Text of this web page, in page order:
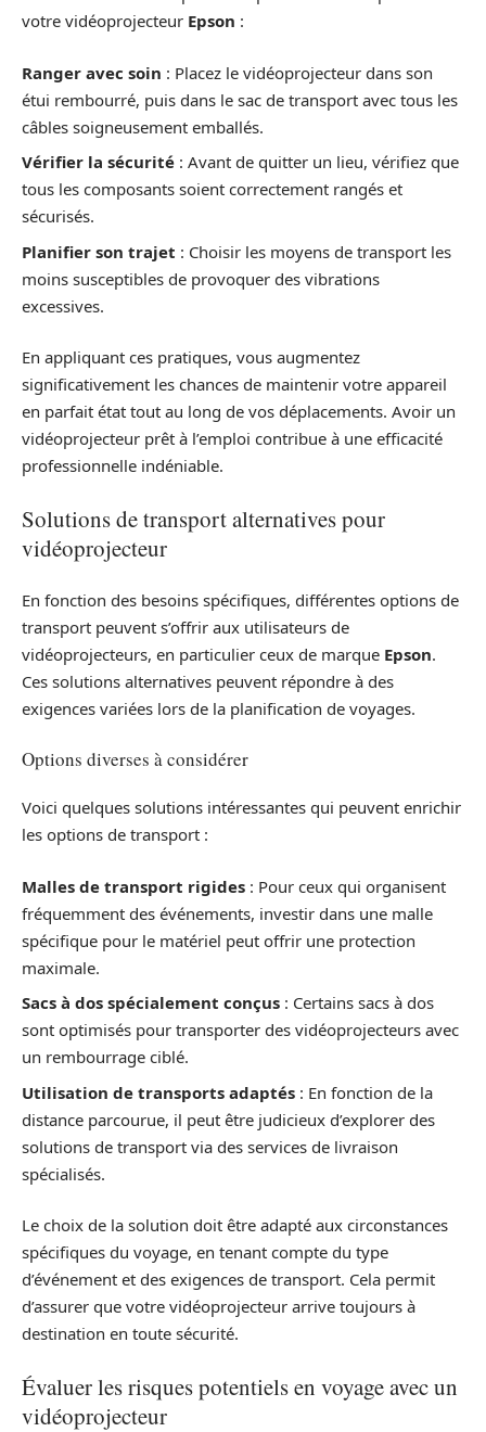
votre vidéoprojecteur Epson :
Ranger avec soin : Placez le vidéoprojecteur dans son
étui rembourré, puis dans le sac de transport avec tous les
câbles soigneusement emballés.
Vérifier la sécurité : Avant de quitter un lieu, vérifiez que
tous les composants soient correctement rangés et
sécurisés.
Planifier son trajet : Choisir les moyens de transport les
moins susceptibles de provoquer des vibrations
excessives.
En appliquant ces pratiques, vous augmentez
significativement les chances de maintenir votre appareil
en parfait état tout au long de vos déplacements. Avoir un
vidéoprojecteur prêt à l’emploi contribue à une efficacité
professionnelle indéniable.
Solutions de transport alternatives pour
vidéoprojecteur
En fonction des besoins spécifiques, différentes options de
transport peuvent s’offrir aux utilisateurs de
vidéoprojecteurs, en particulier ceux de marque Epson.
Ces solutions alternatives peuvent répondre à des
exigences variées lors de la planification de voyages.
Options diverses à considérer
Voici quelques solutions intéressantes qui peuvent enrichir
les options de transport :
Malles de transport rigides : Pour ceux qui organisent
fréquemment des événements, investir dans une malle
spécifique pour le matériel peut offrir une protection
maximale.
Sacs à dos spécialement conçus : Certains sacs à dos
sont optimisés pour transporter des vidéoprojecteurs avec
un rembourrage ciblé.
Utilisation de transports adaptés : En fonction de la
distance parcourue, il peut être judicieux d’explorer des
solutions de transport via des services de livraison
spécialisés.
Le choix de la solution doit être adapté aux circonstances
spécifiques du voyage, en tenant compte du type
d’événement et des exigences de transport. Cela permit
d’assurer que votre vidéoprojecteur arrive toujours à
destination en toute sécurité.
Évaluer les risques potentiels en voyage avec un
vidéoprojecteur